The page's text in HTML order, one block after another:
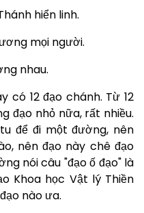
hiển linh.
mọi người.
nhau.
12 đạo chánh. Từ 12
đạo nhỏ nữa, rất nhiều.
để đi một đường, nên
nên đạo này chê đạo
nói câu "đạo ố đạo" là
Khoa học Vật lý Thiền
nào ưa.